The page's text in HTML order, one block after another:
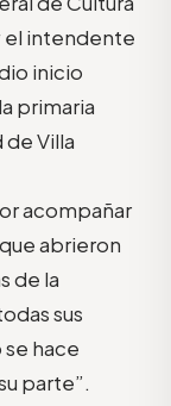
el intendente
inicio
primaria
de Villa
acompañar
abrieron
de la
sus
hace
parte”.